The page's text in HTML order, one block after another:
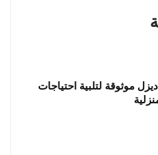
موثوقة لتلبية احتياجات